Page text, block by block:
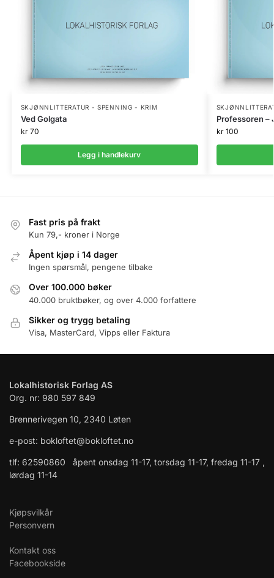
SKJØNNLITTERATUR - SPENNING - KRIM
Ved Golgata
kr70
Legg i handlekurv
Professoren –
kr100
Fast pris på frakt
Kun 79,- kroner i Norge
Åpent kjøp i 14 dager
Ingen spørsmål, pengene tilbake
Over 100.000 bøker
40.000 bruktbøker, og over 4.000 forfattere
Sikker og trygg betaling
Visa, MasterCard, Vipps eller Faktura
Lokalhistorisk Forlag AS
Org. nr: 980 597 849
Brennerivegen 10, 2340 Løten
e-post: bokloftet@bokloftet.no
tlf: 62590860 åpent onsdag 11-17, torsdag 11-17, fredag 11-17 ,
lørdag 11-14
Kjøpsvilkår
Personvern
Kontakt oss
Facebookside